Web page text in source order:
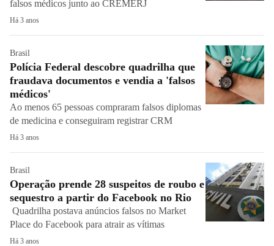
falsos médicos junto ao CREMERJ
Há 3 anos
Brasil
Polícia Federal descobre quadrilha que
fraudava documentos e vendia a 'falsos
médicos'
Ao menos 65 pessoas compraram falsos diplomas
de medicina e conseguiram registrar CRM
Há 3 anos
Brasil
Operação prende 28 suspeitos de roubo e
sequestro a partir do Facebook no Rio
Quadrilha postava anúncios falsos no Market
Place do Facebook para atrair as vítimas
Há 3 anos